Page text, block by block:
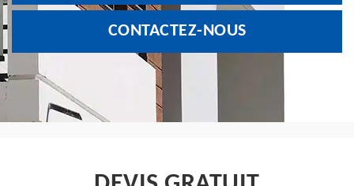
CONTACTEZ-NOUS